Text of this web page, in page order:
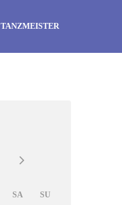
TANZMEISTER
SA
SU